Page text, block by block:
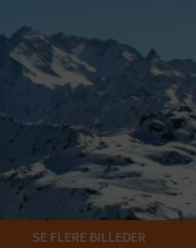
SE FLERE BILLEDER